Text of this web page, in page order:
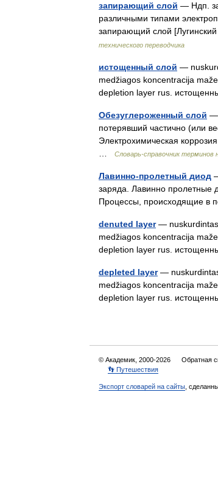
запирающий слой — Ндп.
различными типами
запирающий слой
технического переводчика
истощенный слой —
medžiagos koncentracija
depletion layer rus.
Обезуглероженный слой —
потерявший частично (или
Электрохимическая
Словарь-справочник терминов
Лавинно-пролетный диод
заряда. Лавинно пролетные
Процессы, происходящие в
denuted layer—
medžiagos koncentracija
depletion layer rus.
depleted layer—
medžiagos koncentracija
depletion layer rus.
© Академик, 2000-2026 Обратная
👣 Путешествия
Экспорт словарей на сайты ,